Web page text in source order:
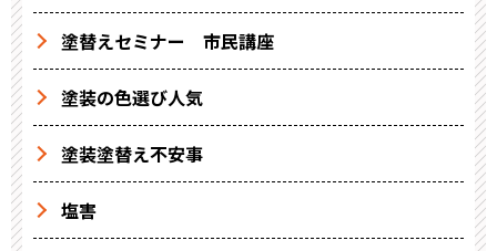
塗替えセミナー 市民講座
塗装の色選び人気
塗装塗替え不安事
塩害